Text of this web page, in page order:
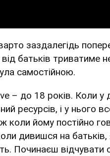
заздалегідь
батьків триватиме
самостійною.
– до 18 років. Коли у
ресурсів, і у нього
коли йому постійно
дивишся на батьків,
Починаєш відчувати